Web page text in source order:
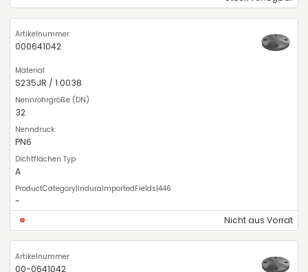
000641042
S235JR / 1.0038
32
PN6
A
-
Nicht aus Vorrat
00-0641042